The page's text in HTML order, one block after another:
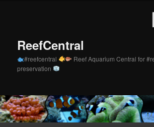
ReefCentral
#reefcentral Reef Aquarium Central for
preservation